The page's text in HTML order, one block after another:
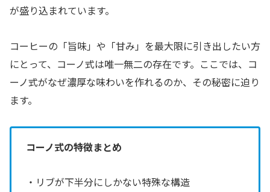
が盛り込まれています。
コーヒーの「旨味」や「甘み」を最大限に引き出したい方
にとって、コーノ式は唯一無二の存在です。ここでは、コ
ーノ式がなぜ濃厚な味わいを作れるのか、その秘密に迫り
ます。
コーノ式の特徴まとめ
・リブが下半分にしかない特殊な構造